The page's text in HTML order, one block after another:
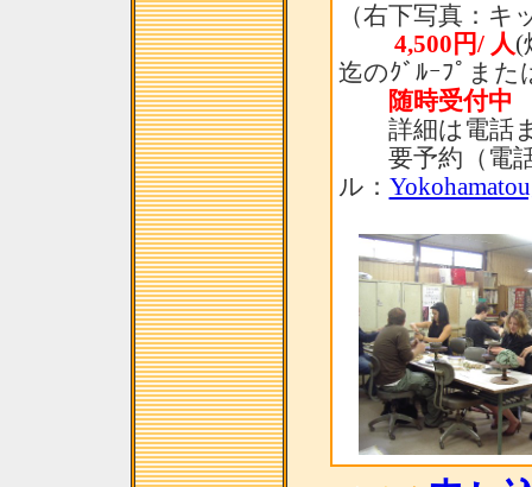
（右下写真：キ
4,500円/ 人(
迄のｸﾞﾙｰﾌﾟまた
随時受付中
詳細は電話ま
要予約（電話
ル：